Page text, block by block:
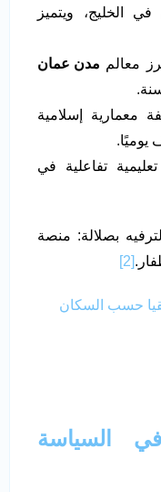
الخليج، ويتميز
معالم مدن عمان
معمارية إسلامية
يوميًا.
تفاعلية في
بصلالة: منصة
[2]
حسب السكان
السياسة